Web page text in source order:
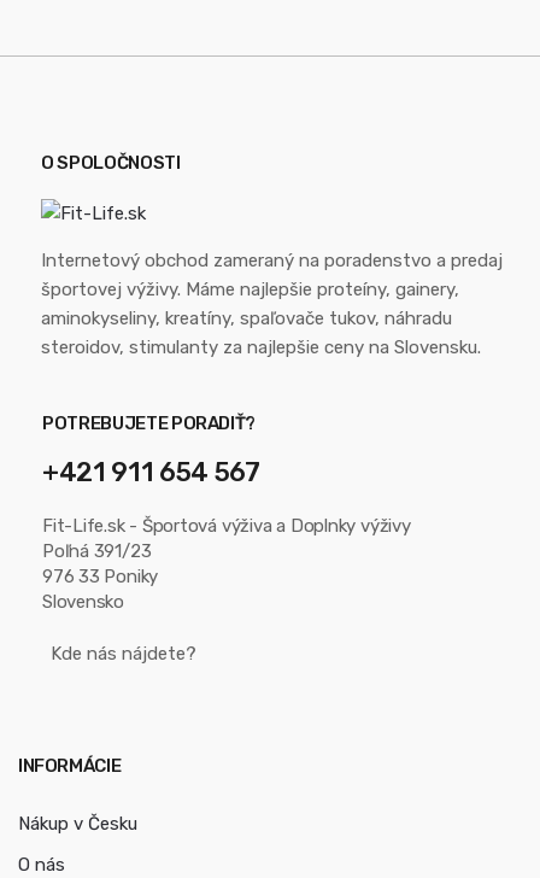
O SPOLOČNOSTI
Internetový obchod zameraný na poradenstvo a predaj
športovej výživy. Máme najlepšie proteíny, gainery,
aminokyseliny, kreatíny, spaľovače tukov, náhradu
steroidov, stimulanty za najlepšie ceny na Slovensku.
POTREBUJETE PORADIŤ?
+421 911 654 567
Fit-Life.sk - Športová výživa a Doplnky výživy
Poľná 391/23
976 33 Poniky
Slovensko
Kde nás nájdete?
INFORMÁCIE
Nákup v Česku
O nás